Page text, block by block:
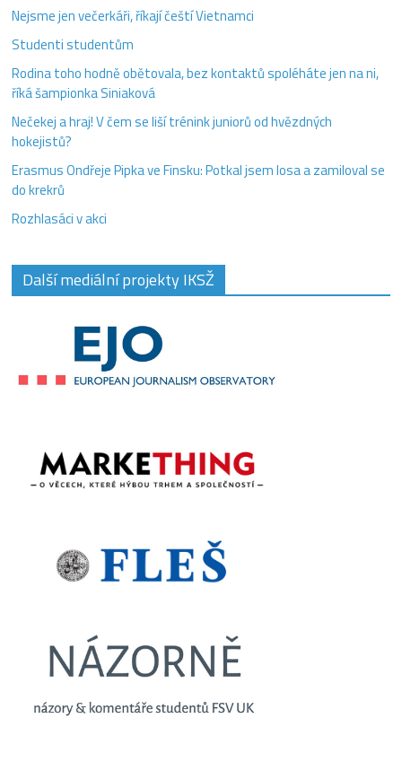
Nejsme jen večerkáři, říkají čeští Vietnamci
Studenti studentům
Rodina toho hodně obětovala, bez kontaktů spoléháte jen na ni,
říká šampionka Siniaková
Nečekej a hraj! V čem se liší trénink juniorů od hvězdných
hokejistů?
Erasmus Ondřeje Pipka ve Finsku: Potkal jsem losa a zamiloval se
do krekrů
Rozhlasáci v akci
Další mediální projekty IKSŽ